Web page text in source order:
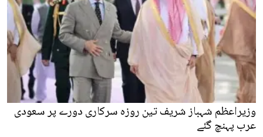
وزیراعظم شہباز شریف تین روزہ سرکاری دورے پر سعودی
عرب پہنچ گئے